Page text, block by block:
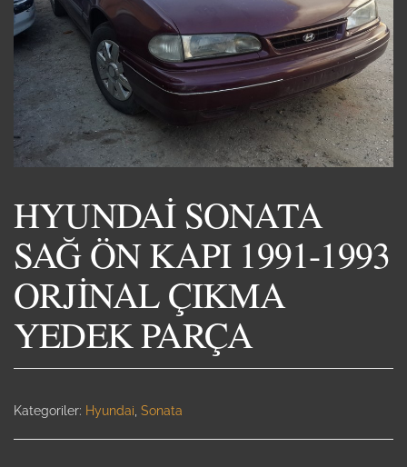
HYUNDAİ SONATA
SAĞ ÖN KAPI 1991-1993
ORJİNAL ÇIKMA
YEDEK PARÇA
Kategoriler: Hyundai Sonata